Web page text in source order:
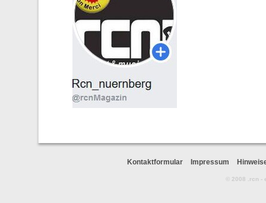
Kontaktformular Impressum
© 2008 .rcn